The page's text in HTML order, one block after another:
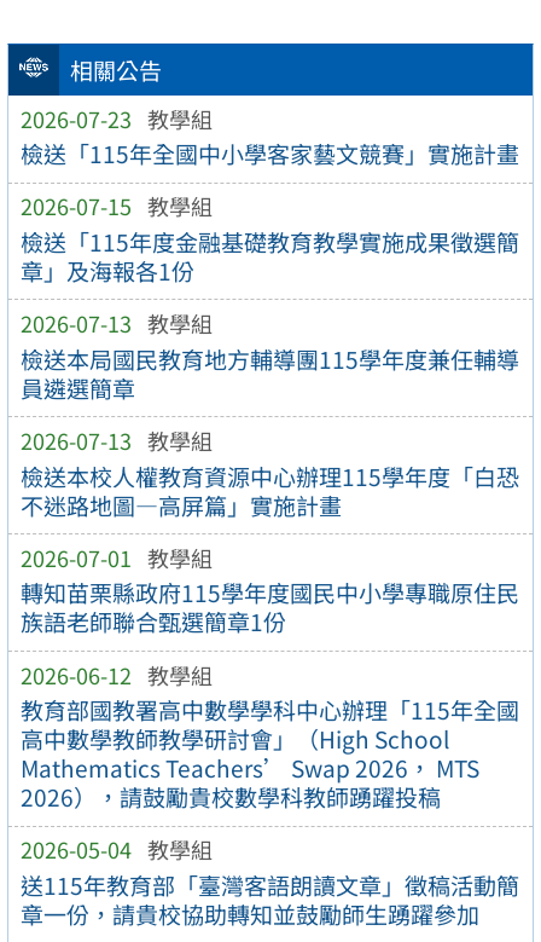
相關公告
2026-07-23 教學組
檢送「115年全國中小學客家藝文競賽」實施計畫
2026-07-15 教學組
檢送「115年度金融基礎教育教學實施成果徵選簡
章」及海報各1份
2026-07-13 教學組
檢送本局國民教育地方輔導團115學年度兼任輔導
員遴選簡章
2026-07-13 教學組
檢送本校人權教育資源中心辦理115學年度「白恐
不迷路地圖—高屏篇」實施計畫
2026-07-01 教學組
轉知苗栗縣政府115學年度國民中小學專職原住民
族語老師聯合甄選簡章1份
2026-06-12 教學組
教育部國教署高中數學學科中心辦理「115年全國
高中數學教師教學研討會」（High School
Mathematics Teachers’ Swap 2026， MTS
2026），請鼓勵貴校數學科教師踴躍投稿
2026-05-04 教學組
送115年教育部「臺灣客語朗讀文章」徵稿活動簡
章一份，請貴校協助轉知並鼓勵師生踴躍參加